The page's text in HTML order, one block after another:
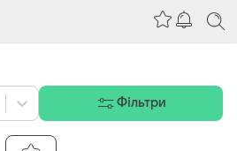
Фільтри